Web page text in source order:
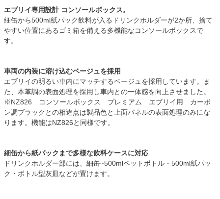
エブリイ専用設計 コンソールボックス。
細缶から500ml紙パック飲料が入るドリンクホルダーが2か所、捨て
やすい位置にあるゴミ箱を備える多機能なコンソールボックスで
す。
車両の内装に溶け込むベージュを採用
エブリイの明るい車内にマッチするベージュを採用しています。ま
た、本革調の表面処理を採用し車内との一体感を向上させました。
※NZ826 コンソールボックス プレミアム エブリイ用 カーボ
ン調ブラックとの相違点は製品色と上面パネルの表面処理のみにな
ります。機能はNZ826と同様です。
細缶から紙パックまで多様な飲料ケースに対応
ドリンクホルダー部には、細缶~500mlペットボトル・500ml紙パッ
ク・ボトル型灰皿などが置けます。